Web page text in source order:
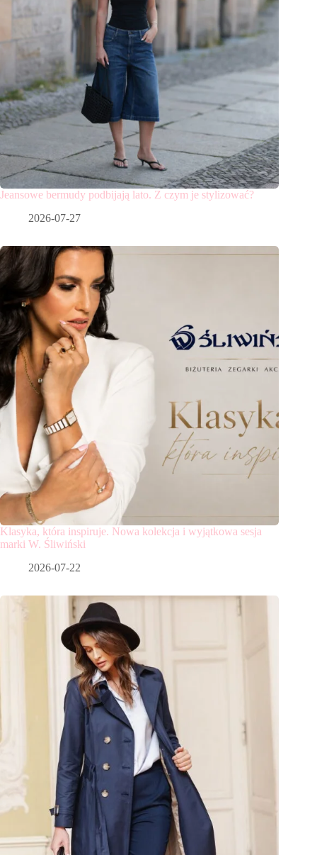
Jeansowe bermudy podbijają lato. Z czym je stylizować?
2026-07-27
Klasyka, która inspiruje. Nowa kolekcja i wyjątkowa sesja
marki W. Śliwiński
2026-07-22